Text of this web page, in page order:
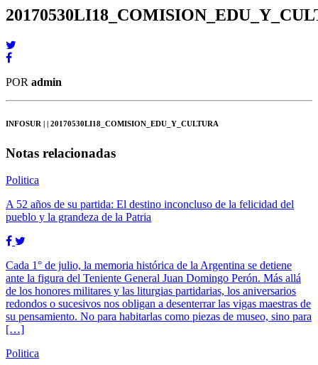
POR admin
INFOSUR | | 20170530LI18_COMISION_EDU_Y_CULTURA
Notas relacionadas
Politica
A 52 años de su partida: El destino inconcluso de la felicidad del
pueblo y la grandeza de la Patria
Cada 1° de julio, la memoria histórica de la Argentina se detiene
ante la figura del Teniente General Juan Domingo Perón. Más allá
de los honores militares y las liturgias partidarias, los aniversarios
redondos o sucesivos nos obligan a desenterrar las vigas maestras de
su pensamiento. No para habitarlas como piezas de museo, sino para
[…]
Politica